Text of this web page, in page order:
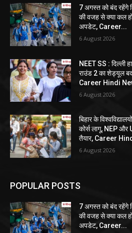
7 अगस्त को बंद रहेंगे
की वजह से क्या कल
अपडेट, Career...
6 August 2026
NEET SS : दिल्ली
राउंड 2 का शेड्यूल
Career Hindi
6 August 2026
बिहार के
कोर्स लागू, NEP और
तैयार, Career
6 August 2026
POPULAR POSTS
7 अगस्त को बंद रहेंगे
की वजह से क्या कल
अपडेट, Career...